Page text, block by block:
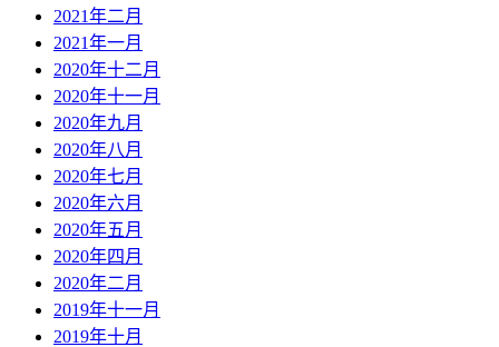
2021年二月
2021年一月
2020年十二月
2020年十一月
2020年九月
2020年八月
2020年七月
2020年六月
2020年五月
2020年四月
2020年二月
2019年十一月
2019年十月